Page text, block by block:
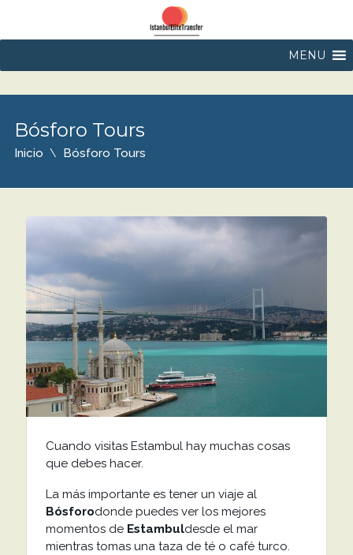
MENU
Bósforo Tours
Inicio Bósforo Tours
Cuando visitas Estambul hay muchas cosas
que debes hacer.
La más importante es tener un viaje al
Bósforodonde puedes ver los mejores
momentos de Estambuldesde el mar
mientras tomas una taza de té o café turco.